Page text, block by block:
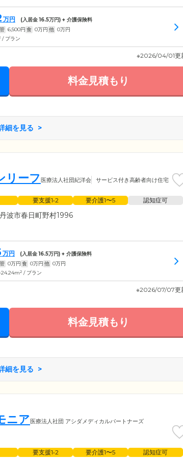
万円 (入居金16.5万円) + 介護保険料
管 6,500円 食 0万円 他 0万円
/ プラン
※2026/04/01更
料金見積もり
細を見る
リーフ 医療法人社団紀洋会 サービス付き高齢者向け住宅
要支援1•2 要介護1〜5 認知症可
波市春日町野村1996
万円 (入居金16.5万円) + 介護保険料
管 0万円 食 0万円 他 0万円
2 / プラン
※2026/07/07更
料金見積もり
細を見る
ニア 医療法人社団 アシダメディカルパートナーズ
要支援1•2 要介護1〜5 認知症可